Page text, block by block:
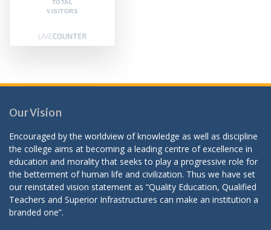
TOTAL
VISITORS
Our Vision
Encouraged by the worldview of knowledge as well as discipline
the college aims at becoming a leading centre of excellence in
education and morality that seeks to play a progressive role for
the betterment of human life and civilization. Thus we have set
our reinstated vision statement as “Quality Education, Qualified
Teachers and Superior Infrastructures can make an institution a
branded one”.